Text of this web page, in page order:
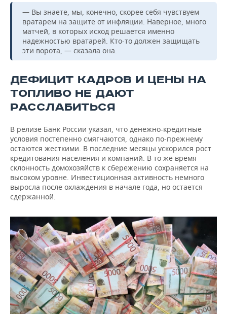
— Вы знаете, мы, конечно, скорее себя чувствуем
вратарем на защите от инфляции. Наверное, много
матчей, в которых исход решается именно
надежностью вратарей. Кто-то должен защищать
эти ворота, — сказала она.
ДЕФИЦИТ КАДРОВ И ЦЕНЫ НА
ТОПЛИВО НЕ ДАЮТ
РАССЛАБИТЬСЯ
В релизе Банк России указал, что денежно-кредитные
условия постепенно смягчаются, однако по-прежнему
остаются жесткими. В последние месяцы ускорился рост
кредитования населения и компаний. В то же время
склонность домохозяйств к сбережению сохраняется на
высоком уровне. Инвестиционная активность немного
выросла после охлаждения в начале года, но остается
сдержанной.